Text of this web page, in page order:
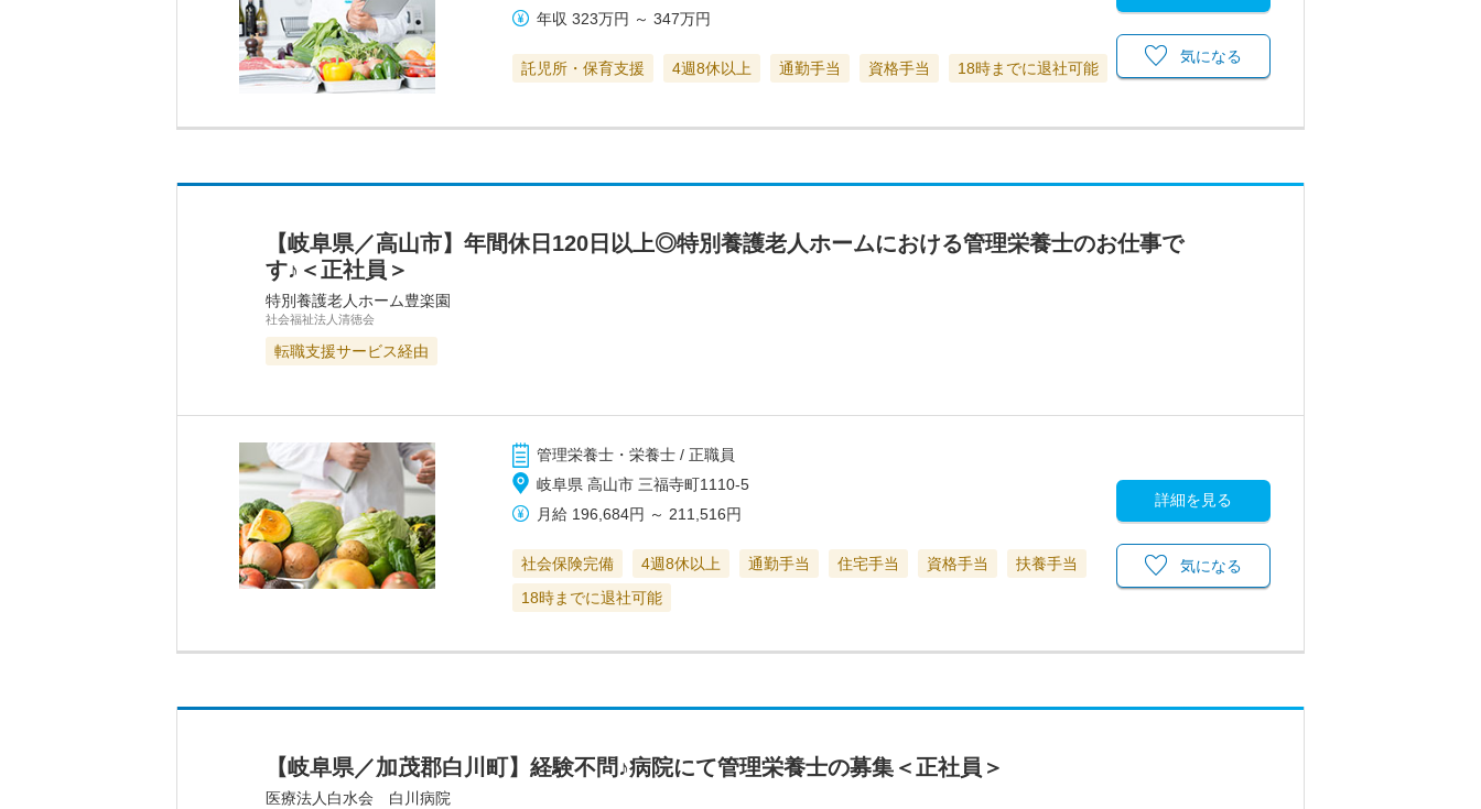
年収 323万円 ～347万円
託児所・保育支援 4週8休以上 通勤手当 資格手当 18時までに退社可能
気になる
【岐阜県／高山市】年間休日120日以上◎特別養護老人ホームにおける管理栄養士のお仕事で
す♪＜正社員＞
特別養護老人ホーム豊楽園
社会福祉法人清徳会
転職支援サービス経由
管理栄養士・栄養士 / 正職員
岐阜県 高山市 三福寺町1110-5
月給 196,684円 ～ 211,516円
社会保険完備 4週8休以上 通勤手当 住宅手当 資格手当
扶養手当
18時までに退社可能
詳細を見る
気になる
【岐阜県／加茂郡白川町】経験不問♪病院にて管理栄養士の募集＜正社員＞
医療法人白水会 白川病院